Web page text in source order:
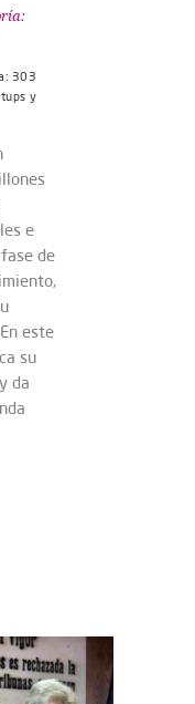
303
y
e
de
este
su
da